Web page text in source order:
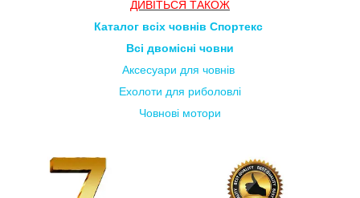
ДИВІТЬСЯ ТАКОЖ
Каталог всіх човнів Спортекс
Всі двомісні човни
Аксесуари для човнів
Ехолоти для риболовлі
Човнові мотори